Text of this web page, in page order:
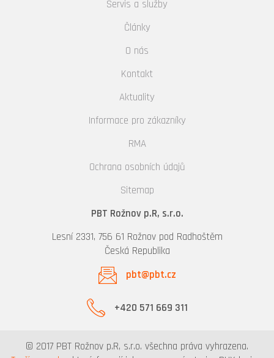
Servis a služby
Články
O nás
Kontakt
Aktuality
Informace pro zákazníky
RMA
Ochrana osobních údajů
Sitemap
PBT Rožnov p.R, s.r.o.
Lesní 2331, 756 61 Rožnov pod Radhoštěm
Česká Republika
pbt@pbt.cz
+420 571 669 311
© 2017 PBT Rožnov p.R, s.r.o. všechna práva vyhrazena.